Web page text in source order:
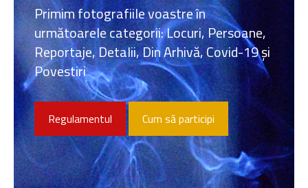
Primim fotografiile voastre în
următoarele categorii: Locuri, Persoane,
Reportaje, Detalii, Din Arhivă, Covid-19 și
Povestiri
Regulamentul Cum să participi